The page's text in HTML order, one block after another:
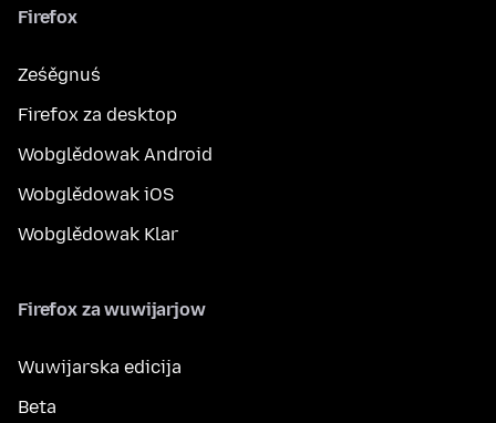
Firefox
Ześěgnuś
Firefox za desktop
Wobglědowak Android
Wobglědowak iOS
Wobglědowak Klar
Firefox za wuwijarjow
Wuwijarska edicija
Beta